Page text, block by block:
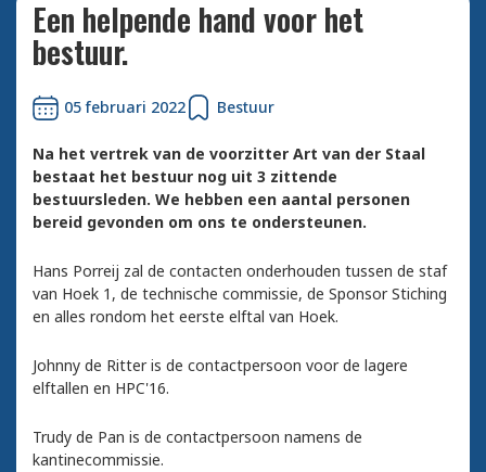
Een helpende hand voor het
bestuur.
05 februari 2022 Bestuur
Na het vertrek van de voorzitter Art van der Staal
bestaat het bestuur nog uit 3 zittende
bestuursleden. We hebben een aantal personen
bereid gevonden om ons te ondersteunen.
Hans Porreij zal de contacten onderhouden tussen de staf
van Hoek 1, de technische commissie, de Sponsor Stiching
en alles rondom het eerste elftal van Hoek.
Johnny de Ritter is de contactpersoon voor de lagere
elftallen en HPC'16.
Trudy de Pan is de contactpersoon namens de
kantinecommissie.